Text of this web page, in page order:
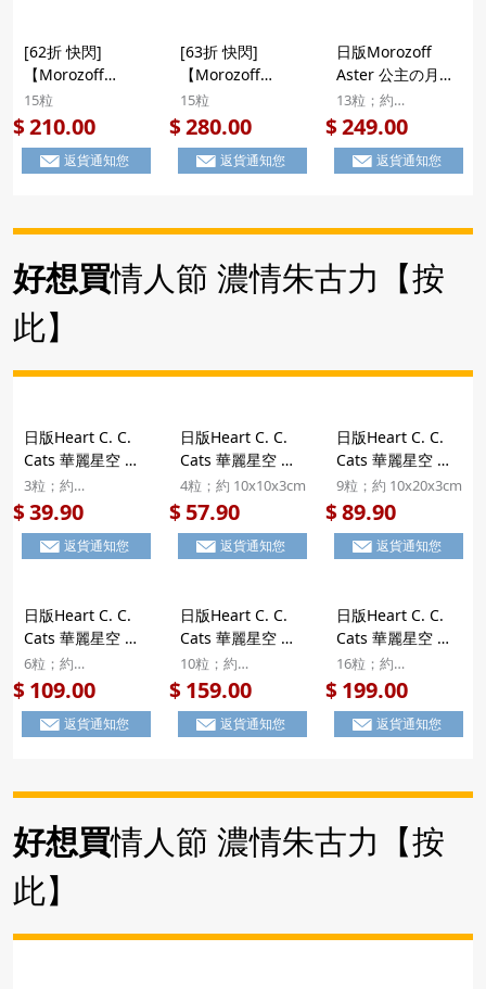
Highball 黃色 禮
盒 5粒
Highball 綠色 禮
盒 5粒
Highball 藍色 禮
盒 5粒
[62折 快閃]
【Morozoff
Muddler全系列
奢華威士忌朱古力
(15粒)】日版
Morozoff
果香Highball 灰
色 禮盒 15粒
15粒
$210.00
返貨通知您
[63折 快閃]
【Morozoff
Muddler全系列
奢華威士忌朱古力
(20粒)】日版
Morozoff
果香Highball 灰
15粒
$280.00
返貨通知您
日版Morozoff
Aster 公主の月光
刺繡 酒香微醺 華
麗造型朱古力 精緻
畫冊禮盒 9粒【市
集世界 - 日本市
13粒；約
18.8x13.3x3.6cm
$249.00
返貨通知您
好想買情人節 濃情朱古力【按
此】
日版Heart C. C.
Cats 華麗星空 貓
咪飛吻 立體造型朱
古力 精緻絲帶蝴蝶
結小禮盒 3粒裝
【市集世界 - 日本
3粒；約
11x7x2.5cm
$39.90
返貨通知您
日版Heart C. C.
Cats 華麗星空 貓
咪與肉球掌印 立體
造型朱古力 精緻絲
帶蝴蝶結小禮盒 4
粒裝【市集世界 -
4粒；約 10x10x3cm
$57.90
返貨通知您
日版Heart C. C.
Cats 華麗星空 貓
咪情侶 立體造型朱
古力 禮盒 9粒裝
【市集世界 - 日本
市集】
9粒；約 10x20x3cm
$89.90
返貨通知您
日版Heart C. C.
Cats 華麗星空 貓
咪情侶 立體造型朱
古力 蝶番鐵罐禮盒
6粒裝【市集世界 -
日本市集】
6粒；約
13x10x3.5cm
$109.00
返貨通知您
日版Heart C. C.
Cats 華麗星空 貓
咪情侶 立體造型朱
古力 鐵罐禮盒 10
粒裝【市集世界 -
日本市集】
10粒；約
21.5x9.5x3cm
$159.00
返貨通知您
日版Heart C. C.
Cats 華麗星空 貓
咪情侶 立體造型朱
古力 禮盒 16粒裝
【市集世界 - 日本
市集】
16粒；約
18x17x3cm
$199.00
返貨通知您
好想買情人節 濃情朱古力【按
此】